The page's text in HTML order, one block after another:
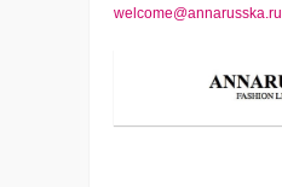
welcome@annarusska.ru